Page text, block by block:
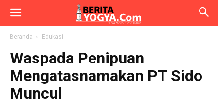
Beranda Edukasi
Waspada Penipuan
Mengatasnamakan PT Sido
Muncul